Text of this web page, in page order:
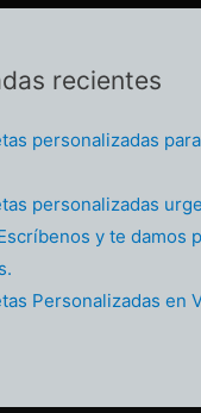
recientes
personalizadas
personalizadas
y te damos
Personalizadas en